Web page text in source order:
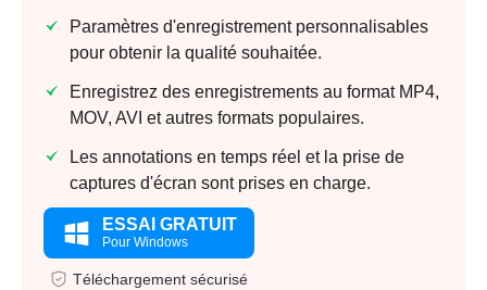
Paramètres d'enregistrement personnalisables
pour obtenir la qualité souhaitée.
Enregistrez des enregistrements au format MP4,
MOV, AVI et autres formats populaires.
Les annotations en temps réel et la prise de
captures d'écran sont prises en charge.
ESSAI GRATUIT
Pour Windows
Téléchargement sécurisé